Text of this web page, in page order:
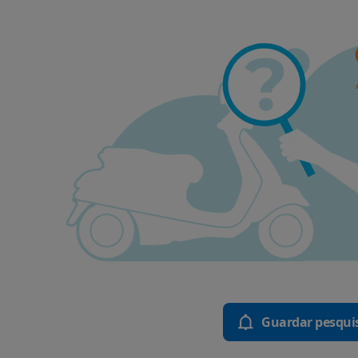
Guardar